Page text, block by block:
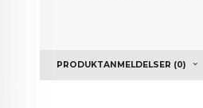
PRODUKTANMELDELSER (0)